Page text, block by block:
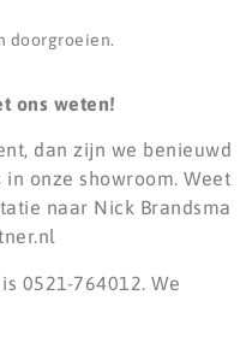
doorgroeien.
ons weten!
dan zijn we benieuwd
onze showroom. Weet
naar Nick Brandsma
0521-764012. We